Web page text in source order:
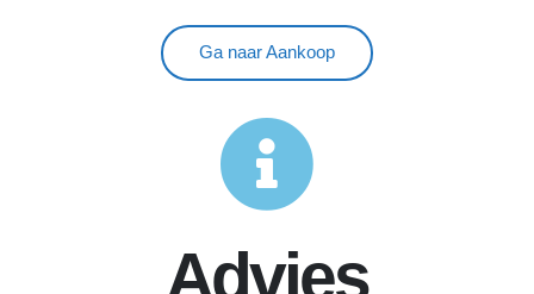
Ga naar Aankoop
Advies